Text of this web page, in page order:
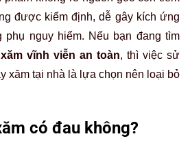
được kiểm định, dễ gây kích ứng
phụ nguy hiểm. Nếu bạn đang tìm
vĩnh viễn an toàn, thì việc sử
xăm tại nhà là lựa chọn nên loại bỏ
có đau không?